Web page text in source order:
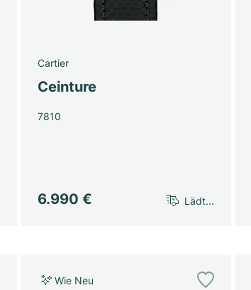
Cartier
Ceinture
7810
6.990 € Lädt...
Wie Neu